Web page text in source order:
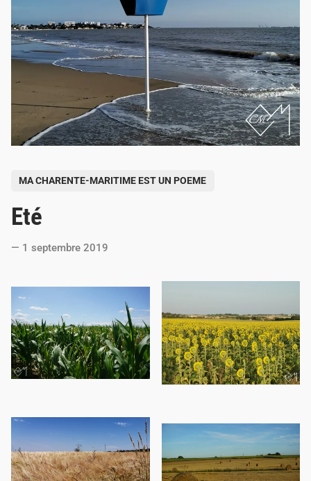
s
n
MA CHARENTE-MARITIME EST UN POEME
Eté
1 septembre 2019